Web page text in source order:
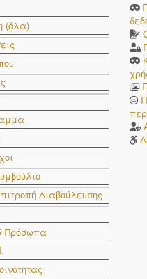
(όλα)
Διαβούλευσης
Πρόσωπα